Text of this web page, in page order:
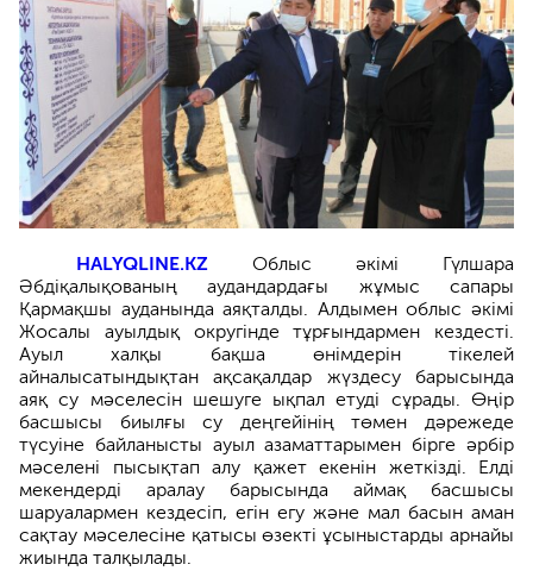
HALYQLINE.KZ Облыс әкімі Гүлшара
Әбдіқалықованың аудандардағы жұмыс сапары
Қармақшы ауданында аяқталды. Алдымен облыс әкімі
Жосалы ауылдық округінде тұрғындармен кездесті.
Ауыл халқы бақша өнімдерін тікелей
айналысатындықтан ақсақалдар жүздесу барысында
аяқ су мәселесін шешуге ықпал етуді сұрады. Өңір
басшысы биылғы су деңгейінің төмен дәрежеде
түсуіне байланысты ауыл азаматтарымен бірге әрбір
мәселені пысықтап алу қажет екенін жеткізді. Елді
мекендерді аралау барысында аймақ басшысы
шаруалармен кездесіп, егін егу және мал басын аман
сақтау мәселесіне қатысы өзекті ұсыныстарды арнайы
жиында талқылады.